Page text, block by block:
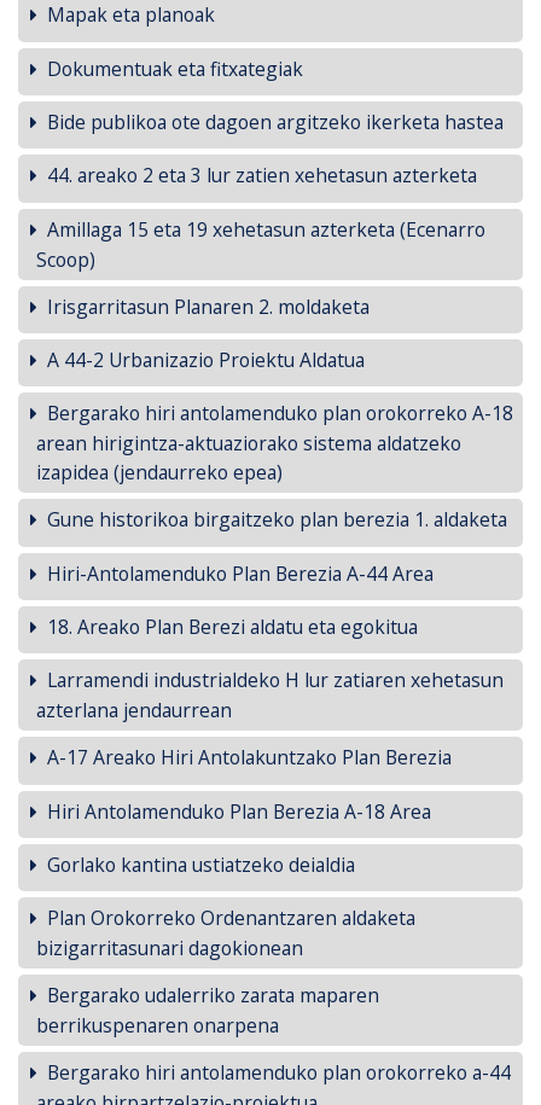
Mapak eta planoak
Dokumentuak eta fitxategiak
Bide publikoa ote dagoen argitzeko ikerketa hastea
44. areako 2 eta 3 lur zatien xehetasun azterketa
Amillaga 15 eta 19 xehetasun azterketa (Ecenarro
Scoop)
Irisgarritasun Planaren 2. moldaketa
A 44-2 Urbanizazio Proiektu Aldatua
Bergarako hiri antolamenduko plan orokorreko A-18
arean hirigintza-aktuaziorako sistema aldatzeko
izapidea (jendaurreko epea)
Gune historikoa birgaitzeko plan berezia 1. aldaketa
Hiri-Antolamenduko Plan Berezia A-44 Area
18. Areako Plan Berezi aldatu eta egokitua
Larramendi industrialdeko H lur zatiaren xehetasun
azterlana jendaurrean
A-17 Areako Hiri Antolakuntzako Plan Berezia
Hiri Antolamenduko Plan Berezia A-18 Area
Gorlako kantina ustiatzeko deialdia
Plan Orokorreko Ordenantzaren aldaketa
bizigarritasunari dagokionean
Bergarako udalerriko zarata maparen
berrikuspenaren onarpena
Bergarako hiri antolamenduko plan orokorreko a-44